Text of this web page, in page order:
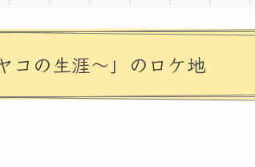
コの生涯〜」のロケ地